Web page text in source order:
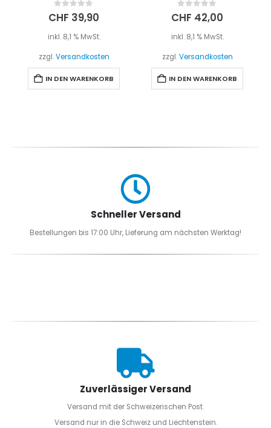
0out of 5
CHF 39,90
inkl. 8,1 % MwSt.
zzgl.Versandkosten
IN DEN WARENKORB
0 out of 5
CHF 42,00
inkl. 8,1 % MwSt.
zzgl.Versandkosten
IN DEN WARENKORB
Schneller Versand
Bestellungen bis 17:00 Uhr, Lieferung am nächsten Werktag!
Zuverlässiger Versand
Versand mit der Schweizerischen Post.
Versand nur in die Schweiz und Liechtenstein.